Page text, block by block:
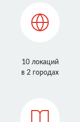
10 локаций
в 2 городах